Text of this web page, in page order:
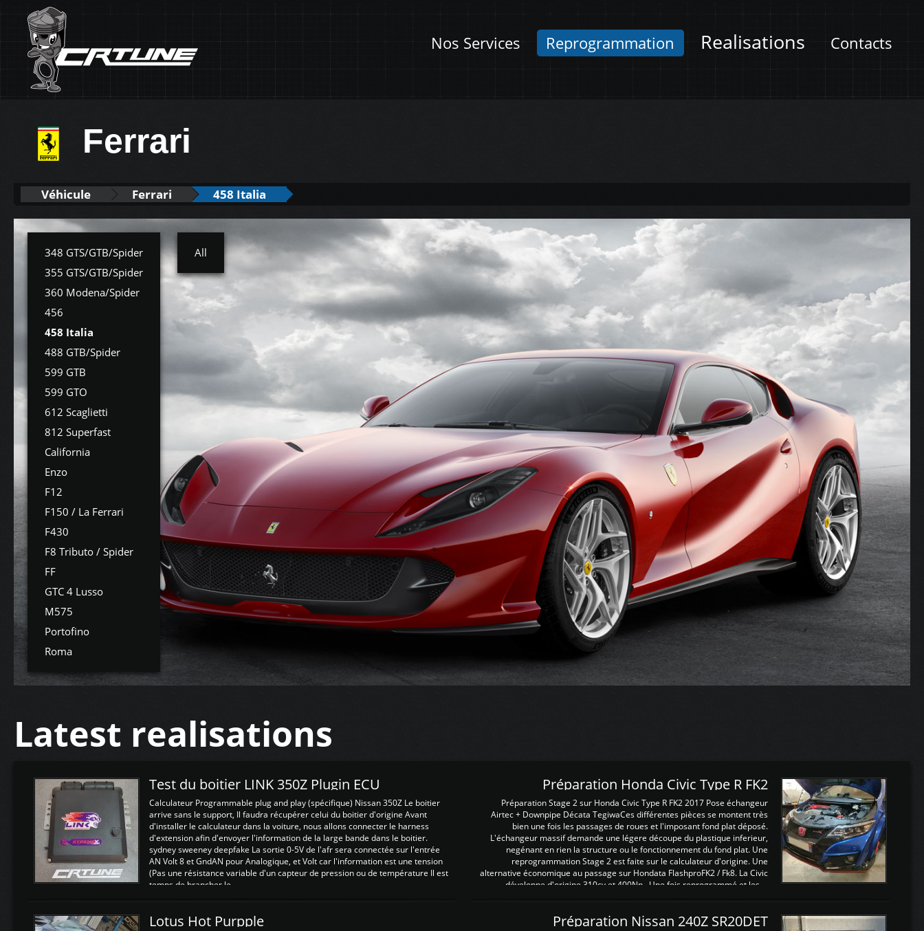
Nos Services Reprogrammation Realisations Contacts
Ferrari
Véhicule Ferrari 458 Italia
348 GTS/GTB/Spider
355 GTS/GTB/Spider
360 Modena/Spider
456
458 Italia
488 GTB/Spider
599 GTB
599 GTO
612 Scaglietti
812 Superfast
California
Enzo
F12
F150 / La Ferrari
F430
F8 Tributo / Spider
FF
GTC 4 Lusso
M575
Portofino
Roma
All
Latest realisations
Test du boitier LINK 350Z Plugin ECU
Calculateur Programmable plug and play (spécifique) Nissan 350Z Le boitier
arrive sans le support, Il faudra récupérer celui du boitier d'origine Avant
d'installer le calculateur dans la voiture, nous allons connecter le harness
d'extension afin d'envoyer l'information de la large bande dans le boitier.
sydney sweeney deepfake La sortie 0-5V de l'afr sera connectée sur l'entrée
AN Volt 8 et GndAN pour Analogique, et Volt car l'information est une tension
(Pas une résistance variable d'un capteur de pression ou de température Il est
temps de brancher le ...
Préparation Honda Civic Type R FK2
Préparation Stage 2 sur Honda Civic Type R FK2 2017 Pose échangeur
Airtec + Downpipe Décata TegiwaCes différentes pièces se montent très
bien une fois les passages de roues et l'imposant fond plat déposé.
L'échangeur massif demande une légere découpe du plastique inferieur,
negénant en rien la structure ou le fonctionnement du fond plat. Une
reprogrammation Stage 2 est faite sur le calculateur d'origine. Une
alternative économique au passage sur Hondata FlashproFK2 / Fk8. La Civic
développe d'origine 310cv et 400Nn , Une fois reprogrammé et les ...
Lotus Hot Purpple Préparation Nissan 240Z SR20DET